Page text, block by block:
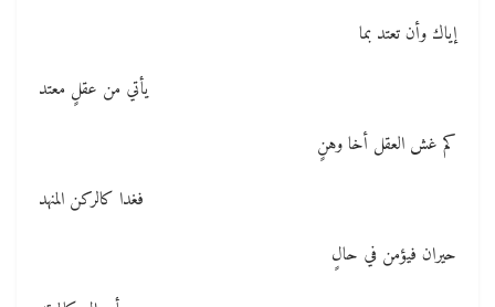
إياك وأن تعتد بما
يأتي من عقلٍ معتد
كم غش العقل أخا وهنٍ
فغدا كالركن المنهد
حيران فيؤمن في حالٍ